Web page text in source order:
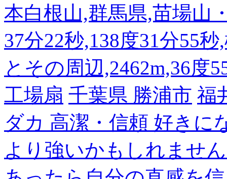
本白根山,群馬県,苗場山
37分22秒,138度31分55秒
とその周辺,2462m,36度
工場扇 千葉県 勝浦市 福
ダカ 高潔・信頼 好きに
より強いかもしれませ